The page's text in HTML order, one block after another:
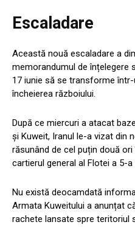
Escaladare
Această nouă escaladare a
memorandumul de înțelegere
17 iunie să se transforme
încheierea războiului.
După ce miercuri a atacat
și Kuweit, Iranul le-a vizat din
răsunând de cel puțin două
cartierul general al Flotei a 5-a
Nu există deocamdată
Armata Kuweitului a anunțat
rachete lansate spre teritoriul